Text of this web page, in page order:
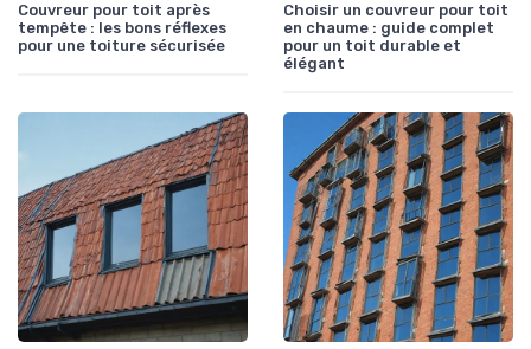
Couvreur pour toit après
tempête : les bons réflexes
pour une toiture sécurisée
Choisir un couvreur pour toit
en chaume : guide complet
pour un toit durable et
élégant